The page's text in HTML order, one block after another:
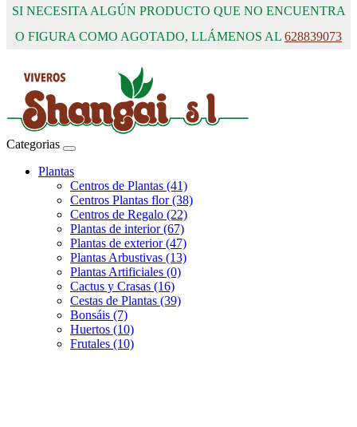
SI NECESITA ALGÚN PRODUCTO QUE NO ENCUENTRA
O FIGURA COMO AGOTADO, LLÁMENOS AL 628839073
Categorias
Plantas
Centros de Plantas (41)
Centros Plantas flor (38)
Centros de Regalo (22)
Plantas de interior (67)
Plantas de exterior (47)
Plantas Arbustivas (13)
Plantas Artificiales (0)
Cactus y Crasas (16)
Cestas de Plantas (39)
Bonsáis (7)
Huertos (10)
Frutales (10)